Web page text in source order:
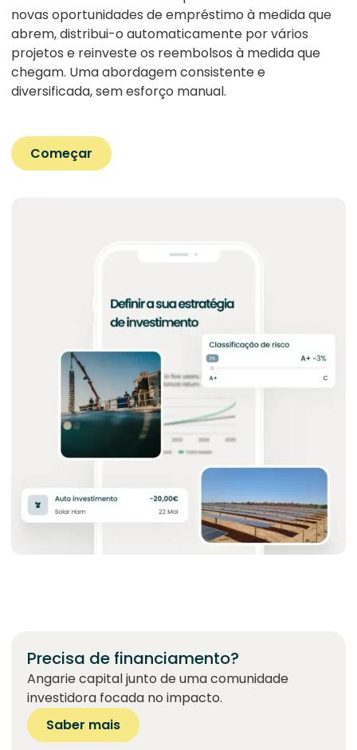
novas oportunidades de empréstimo à medida que
abrem, distribui-o automaticamente por vários
projetos e reinveste os reembolsos à medida que
chegam. Uma abordagem consistente e
diversificada, sem esforço manual.
Começar
Precisa de financiamento?
Angarie capital junto de uma comunidade
investidora focada no impacto.
Saber mais